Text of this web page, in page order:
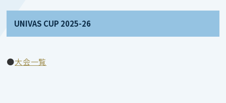
UNIVAS CUP 2025-26
●大会一覧